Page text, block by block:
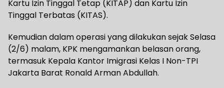
Kartu Izin Tinggal Tetap (KITAP) dan Kartu Izin
Tinggal Terbatas (KITAS).
Kemudian dalam operasi yang dilakukan sejak Selasa
(2/6) malam, KPK mengamankan belasan orang,
termasuk Kepala Kantor Imigrasi Kelas I Non-TPI
Jakarta Barat Ronald Arman Abdullah.